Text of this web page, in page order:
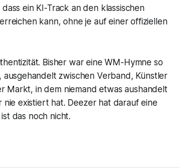
ein KI-Track an den klassischen
kann, ohne je auf einer offiziellen
Bisher war eine WM-Hymne so
ausgehandelt zwischen Verband, Künstler
Markt, in dem niemand etwas aushandelt
existiert hat. Deezer hat darauf eine
das noch nicht.